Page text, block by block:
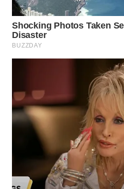
WN
CIANJUR
WN
KEPULAUAN
WN
TANGERANG
CIREBON